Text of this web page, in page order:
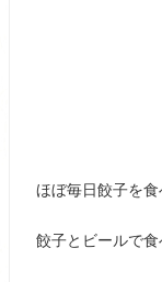
ほぼ毎日餃子を食
餃子とビールで食